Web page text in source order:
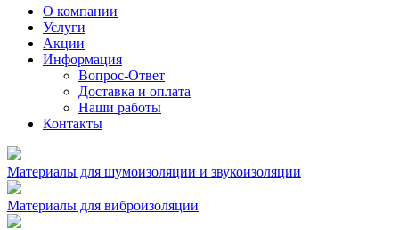
О компании
Услуги
Акции
Информация
Вопрос-Ответ
Доставка и оплата
Наши работы
Контакты
Материалы для шумоизоляции и звукоизоляции
Материалы для виброизоляции